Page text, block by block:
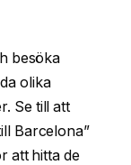
besöka
olika
Se till att
Barcelona”
att hitta de